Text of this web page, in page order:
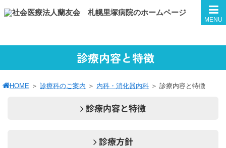
MENU
診療内容と特徴
HOME ＞ 診療科のご案内 ＞ 内科・消化器内科 ＞ 診療内容と特徴
診療内容と特徴
診療方針